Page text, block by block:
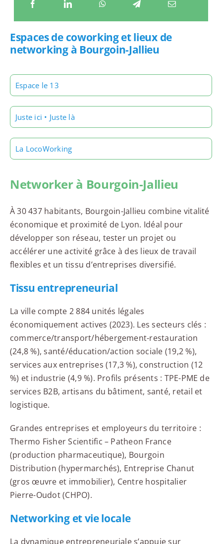
Espaces de coworking et lieux de
networking à Bourgoin-Jallieu
Espace le 13
Juste ici • Juste là
La LocoWorking
Networker à Bourgoin-Jallieu
À 30 437 habitants, Bourgoin-Jallieu combine vitalité
économique et proximité de Lyon. Idéal pour
développer son réseau, tester un projet ou
accélérer une activité grâce à des lieux de travail
flexibles et un tissu d’entreprises diversifié.
Tissu entrepreneurial
La ville compte 2 884 unités légales
économiquement actives (2023). Les secteurs clés :
commerce/transport/hébergement-restauration
(24,8 %), santé/éducation/action sociale (19,2 %),
services aux entreprises (17,3 %), construction (12
%) et industrie (4,9 %). Profils présents : TPE-PME de
services B2B, artisans du bâtiment, santé, retail et
logistique.
Grandes entreprises et employeurs du territoire :
Thermo Fisher Scientific – Patheon France
(production pharmaceutique), Bourgoin
Distribution (hypermarchés), Entreprise Chanut
(gros œuvre et immobilier), Centre hospitalier
Pierre-Oudot (CHPO).
Networking et vie locale
La dynamique entrepreneuriale s’appuie sur